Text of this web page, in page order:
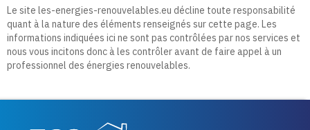
Le site les-energies-renouvelables.eu décline toute responsabilité
quant à la nature des éléments renseignés sur cette page. Les
informations indiquées ici ne sont pas contrôlées par nos services et
nous vous incitons donc à les contrôler avant de faire appel à un
professionnel des énergies renouvelables.